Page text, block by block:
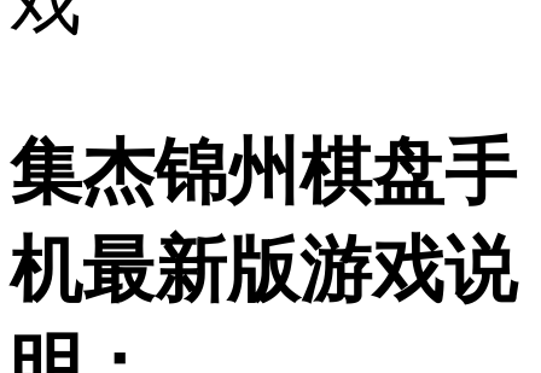
集杰锦州棋盘手
机最新版游戏说